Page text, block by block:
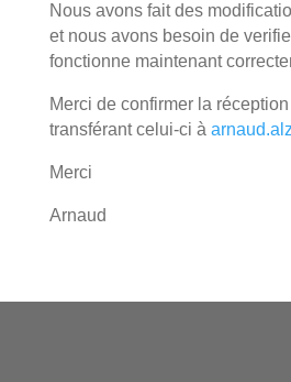
Nous avons fait des
et nous avons besoin de
fonctionne maintenant
Merci de confirmer la
transférant celui-ci à
Merci
Arnaud